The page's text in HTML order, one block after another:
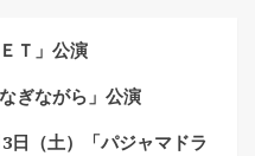
Ｔ」公演
ぎながら」公演
日（土）「パジャマドラ